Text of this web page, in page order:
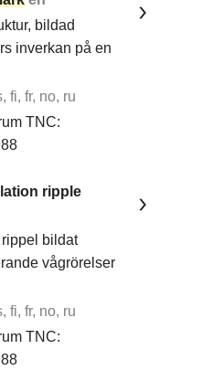
bildad
inverkan på en
fi, fr, no, ru
TNC:
ripple
bildat
vågrörelser
fi, fr, no, ru
TNC: